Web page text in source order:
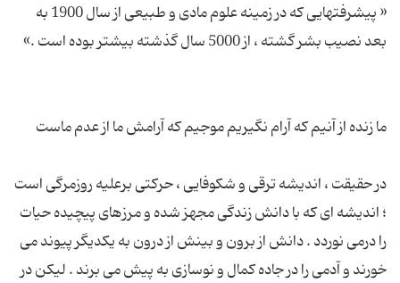
« پیشرفتهایی که در زمینه علوم مادی و طبیعی از سال 1900 به
در حقیقت ، اندیشه ترقی و شکوفایی ، حرکتی برعلیه روزمرگی است
؛ اندیشه ای که با دانش زندگی مجهز شده و مرزهای پیچیده حیات
را درمی نوردد . دانش از برون و بینش از درون به یکدیگر پیوند می
خورند و آدمی را در جاده کمال و نوسازی به پیش می برند . لیکن در